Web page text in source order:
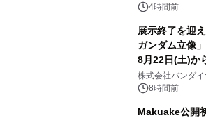
4時間前
展示終了を迎
ガンダム立像
8月22日(土)か
像『
BEYOND
株式会社バンダ
8時間前
Makuake公開